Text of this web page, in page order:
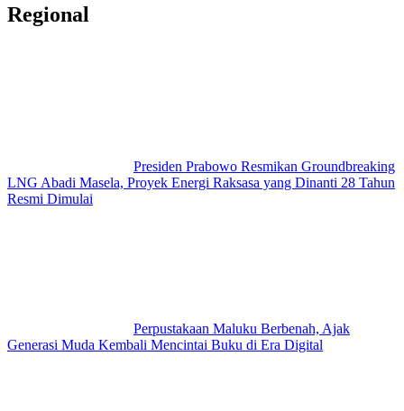
Regional
Presiden Prabowo Resmikan Groundbreaking
LNG Abadi Masela, Proyek Energi Raksasa yang Dinanti 28 Tahun
Resmi Dimulai
Perpustakaan Maluku Berbenah, Ajak
Generasi Muda Kembali Mencintai Buku di Era Digital